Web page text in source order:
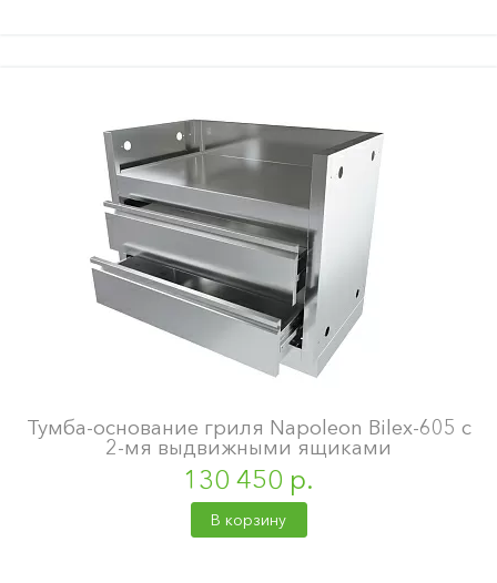
Тумба-основание гриля Napoleon Bilex-605 с
2-мя выдвижными ящиками
130 450 р.
В корзину